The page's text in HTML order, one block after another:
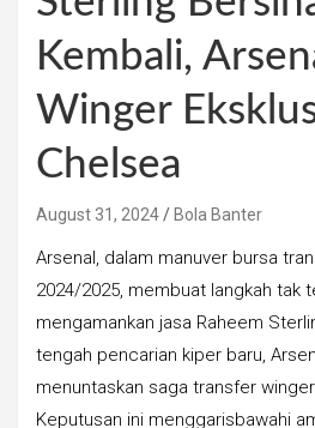
Kembali,
Winger
Chelsea
August 31, 2024 Bola Banter
Arsenal, dalam manuver bursa
2024/2025, membuat langkah tak
mengamankan jasa Raheem
tengah pencarian kiper baru,
menuntaskan saga transfer
Keputusan ini menggarisbawahi